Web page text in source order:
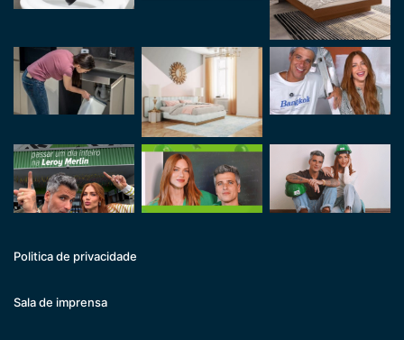
Politica de privacidade
Sala de imprensa